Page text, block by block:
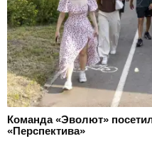
Команда «Эволют»
«Перспектива»